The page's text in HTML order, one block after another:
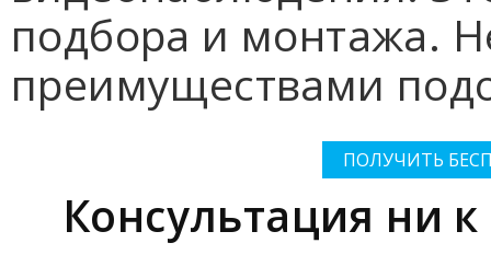
подбора и монтажа.
преимуществами
ПОЛУЧИТЬ
Консультация ни